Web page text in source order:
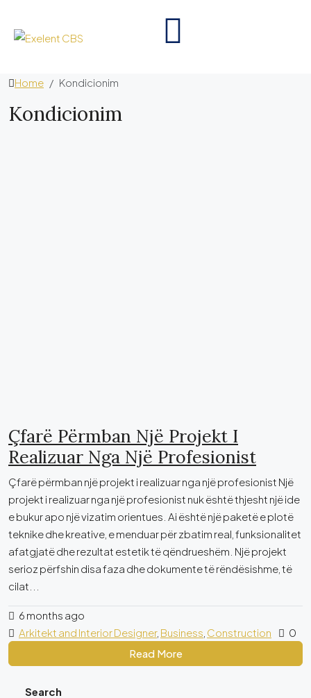
Home Kondicionim
Kondicionim
Çfarë Përmban Një Projekt I
Realizuar Nga Një Profesionist
Çfarë përmban një projekt i realizuar nga një profesionist Një
projekt i realizuar nga një profesionist nuk është thjesht një ide
e bukur apo një vizatim orientues. Ai është një paketë e plotë
teknike dhe kreative, e menduar për zbatim real, funksionalitet
afatgjatë dhe rezultat estetik të qëndrueshëm. Një projekt
serioz përfshin disa faza dhe dokumente të rëndësishme, të
cilat...
6 months ago
Arkitekt and Interior Designer, Business Construction
0
Read More
Search